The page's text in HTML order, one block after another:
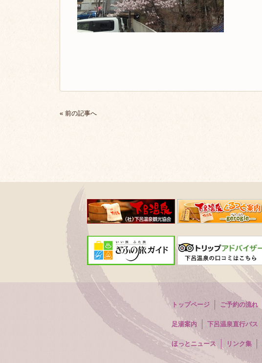
« 前の記事へ
トップページ ご予約の流れ
足湯案内 下呂温泉直行バス
ほっとニュース リンク集